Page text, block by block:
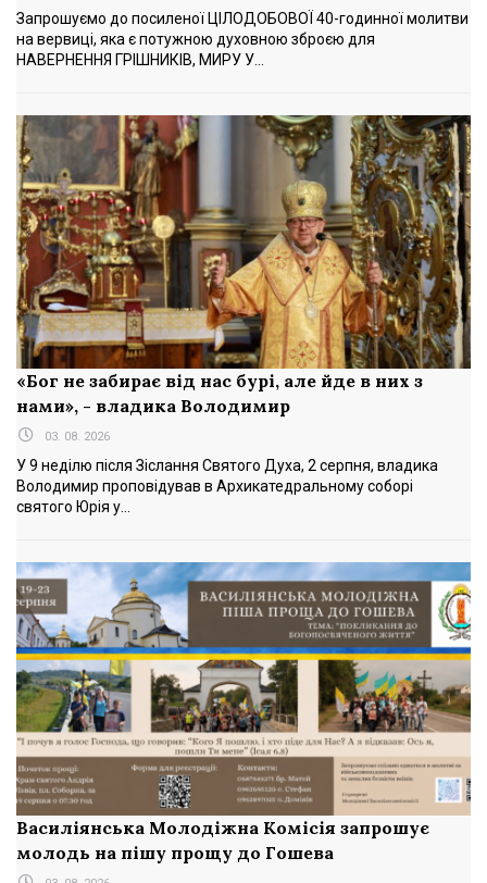
Запрошуємо до посиленої ЦІЛОДОБОВОЇ 40-годинної молитви
на вервиці, яка є потужною духовною зброєю для
НАВЕРНЕННЯ ГРІШНИКІВ, МИРУ У...
«Бог не забирає від нас бурі, але йде в них з
нами», - владика Володимир
03. 08. 2026
У 9 неділю після Зіслання Святого Духа, 2 серпня, владика
Володимир проповідував в Архикатедральному соборі
святого Юрія у...
Василіянська Молодіжна Комісія запрошує
молодь на пішу прощу до Гошева